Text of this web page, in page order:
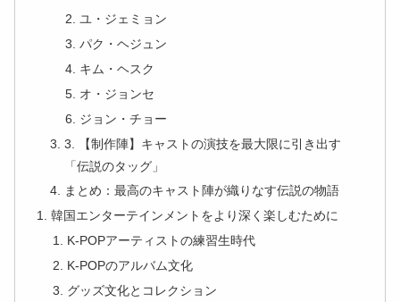
ユ・ジェミョン
パク・ヘジュン
キム・ヘスク
オ・ジョンセ
ジョン・チョー
3. 【制作陣】キャストの演技を最大限に引き出す
「伝説のタッグ」
まとめ：最高のキャスト陣が織りなす伝説の物語
韓国エンターテインメントをより深く楽しむために
K-POPアーティストの練習生時代
K-POPのアルバム文化
グッズ文化とコレクション